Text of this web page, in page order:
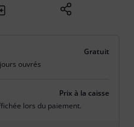
Gratuit
ouvrés
Prix à la caisse
lors du paiement.